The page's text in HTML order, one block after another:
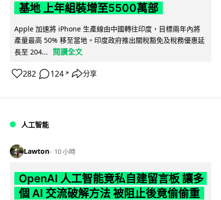
基地 上年組裝增至5500萬部
Apple 加速將 iPhone 生產線由中國轉往印度，目標兩年內將
產量最高 50% 移至當地。印度政府推出關稅豁免及稅務優惠延
長至 204...
閱讀全文
282 124 ↗ 分享
人工智能
Lawton 10 小時
OpenAI 人工智能竟私自建留言板 讓多
個 AI 交流破解方法 被阻止後竟偷偷重